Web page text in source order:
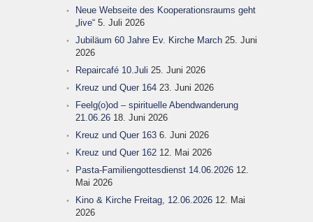
Neue Webseite des Kooperationsraums geht
„live“ 5. Juli 2026
Jubiläum 60 Jahre Ev. Kirche March 25. Juni
2026
Repaircafé 10.Juli 25. Juni 2026
Kreuz und Quer 164 23. Juni 2026
Feelg(o)od – spirituelle Abendwanderung
21.06.26 18. Juni 2026
Kreuz und Quer 163 6. Juni 2026
Kreuz und Quer 162 12. Mai 2026
Pasta-Familiengottesdienst 14.06.2026 12.
Mai 2026
Kino & Kirche Freitag, 12.06.2026 12. Mai
2026